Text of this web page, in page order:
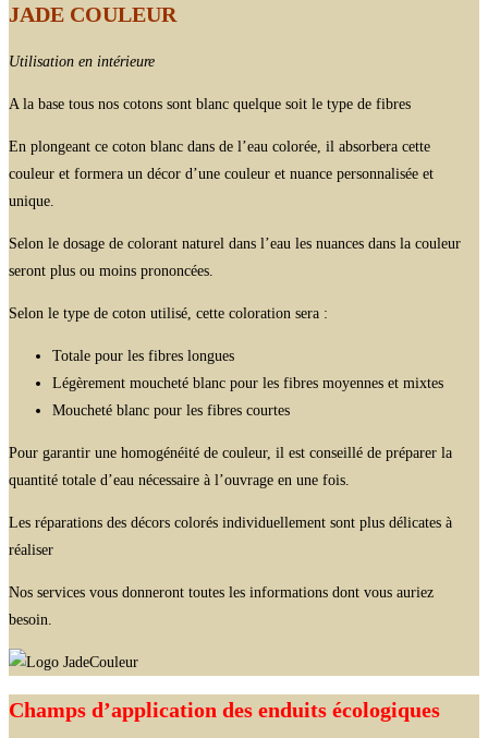
JADE COULEUR
Utilisation en intérieure
A la base tous nos cotons sont blanc quelque soit le type de fibres
En plongeant ce coton blanc dans de l’eau colorée, il absorbera cette
couleur et formera un décor d’une couleur et nuance personnalisée et
unique.
Selon le dosage de colorant naturel dans l’eau les nuances dans la couleur
seront plus ou moins prononcées.
Selon le type de coton utilisé, cette coloration sera :
Totale pour les fibres longues
Légèrement moucheté blanc pour les fibres moyennes et mixtes
Moucheté blanc pour les fibres courtes
Pour garantir une homogénéité de couleur, il est conseillé de préparer la
quantité totale d’eau nécessaire à l’ouvrage en une fois.
Les réparations des décors colorés individuellement sont plus délicates à
réaliser
Nos services vous donneront toutes les informations dont vous auriez
besoin.
Champs d’application des enduits écologiques